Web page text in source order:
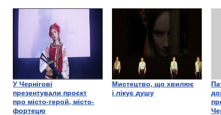
У Чернігові
презентували проєкт
про місто-герой, місто-
фортецю
Мистецтво, що хвилює
і лікує душу